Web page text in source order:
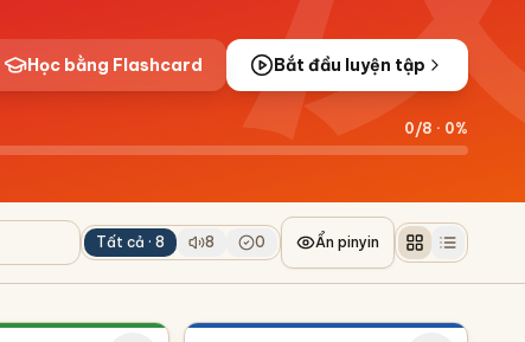
Học bằng Flashcard Bắt đầu luyện tập
0/8 · 0%
Tất cả · 8 8 0 Ẩn pinyin